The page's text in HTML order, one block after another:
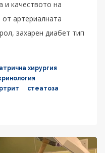
и качеството на
артериалната
захарен диабет тип
хирургия
стеатоза